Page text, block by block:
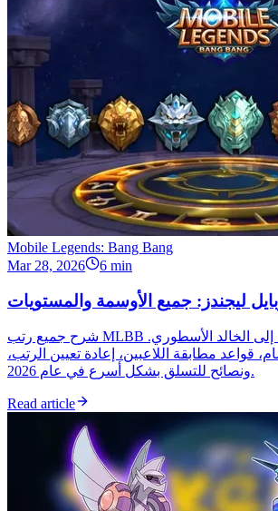
Mobile Legends: Bang Bang
Mar 28, 2026
6 min
ليجندز: جميع الأوسمة والمستويات
شرح جميع رتب MLBB من رتبة المحارب إلى الخالد الأسطوري.
قواعد مطابقة اللاعبين، إعادة تعيين الرتب،
ونصائح للتسلق بشكل أسرع في عام 2026.
Read article